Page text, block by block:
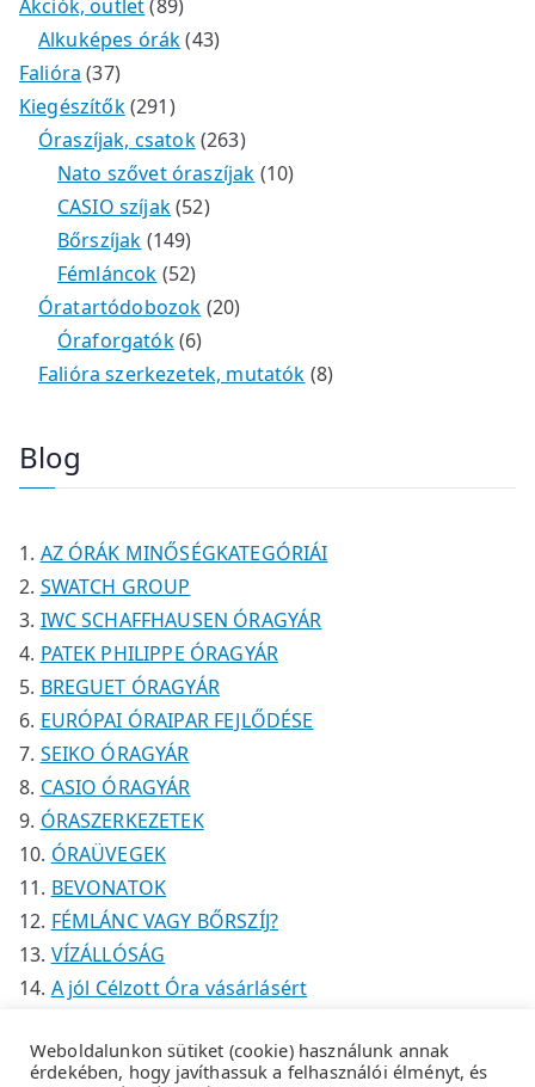
Akciók, outlet 89
Alkuképes órák 43
Falióra 37
Kiegészítők 291
Óraszíjak, csatok 263
Nato szővet óraszíjak 10
CASIO szíjak 52
Bőrszíjak 149
Fémláncok 52
Óratartódobozok 20
Óraforgatók 6
Falióra szerkezetek, mutatók 8
Blog
AZ ÓRÁK MINŐSÉGKATEGÓRIÁI
SWATCH GROUP
IWC SCHAFFHAUSEN ÓRAGYÁR
PATEK PHILIPPE ÓRAGYÁR
BREGUET ÓRAGYÁR
EURÓPAI ÓRAIPAR FEJLŐDÉSE
SEIKO ÓRAGYÁR
CASIO ÓRAGYÁR
ÓRASZERKEZETEK
ÓRAÜVEGEK
BEVONATOK
FÉMLÁNC VAGY BŐRSZÍJ?
VÍZÁLLÓSÁG
A jól Célzott Óra vásárlásért
Weboldalunkon sütiket (cookie) használunk annak
érdekében, hogy javíthassuk a felhasználói élményt, és